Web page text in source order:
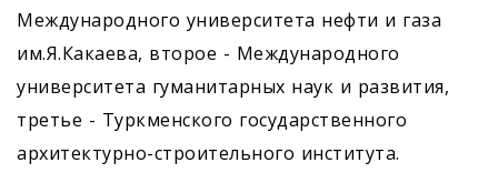
Международного университета нефти и газа
им.Я.Какаева, второе - Международного
университета гуманитарных наук и развития,
третье - Туркменского государственного
архитектурно-строительного института.